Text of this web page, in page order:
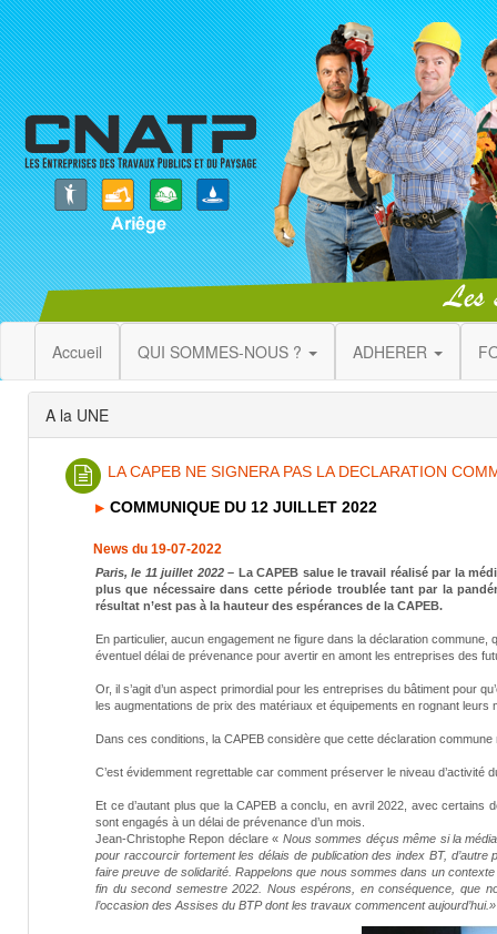
Accueil QUI SOMMES-NOUS ? ADHERER
A la UNE
LA CAPEB NE SIGNERA PAS LA DECLARATION
COMMUNIQUE DU 12 JUILLET 2022
News du 19-07-2022
Paris, le 11 juillet 2022– La CAPEB salue le travail réalisé par la
plus que nécessaire dans cette période troublée tant par la
résultat n’est pas à la hauteur des espérances de la CAPEB.
En particulier, aucun engagement ne figure dans la déclaration
éventuel délai de prévenance pour avertir en amont les entreprises des
Or, il s’agit d’un aspect primordial pour les entreprises du bâtiment pour
les augmentations de prix des matériaux et équipements en rognant leurs
Dans ces conditions, la CAPEB considère que cette déclaration commune
C’est évidemment regrettable car comment préserver le niveau
Et ce d’autant plus que la CAPEB a conclu, en avril 2022, avec
sont engagés à un délai de prévenance d’un mois.
Jean-Christophe Repon déclare « Nous sommes déçus même si la
pour raccourcir fortement les délais de publication des index BT,
faire preuve de solidarité. Rappelons que nous sommes dans un
fin du second semestre 2022. Nous espérons, en conséquence, que
l’occasion des Assises du BTP dont les travaux commencent aujourd’hui.»